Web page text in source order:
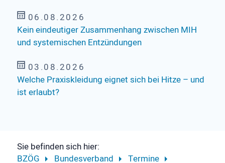
06.08.2026
Kein eindeutiger Zusammenhang zwischen MIH
und systemischen Entzündungen
03.08.2026
Welche Praxiskleidung eignet sich bei Hitze – und
ist erlaubt?
Sie befinden sich hier:
BZÖG
Bundesverband Termine